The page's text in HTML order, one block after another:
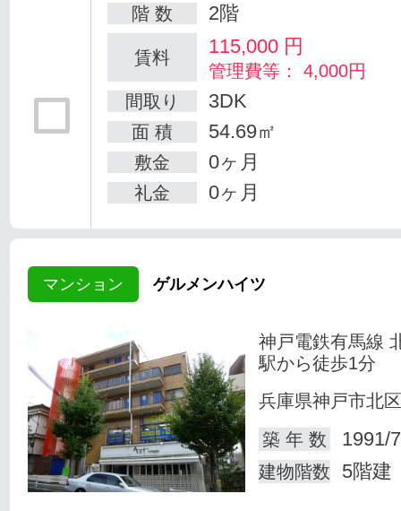
階 数 2階
賃料 115,000 円
管理費等： 4,000円
間取り
3DK
面 積 54.69㎡
敷金 0ヶ月
礼金 0ヶ月
マンション ゲルメンハイツ
神戸電鉄有馬線
駅から徒歩1分
兵庫県神戸市北
築 年 数
1991/
建物階数 5階建